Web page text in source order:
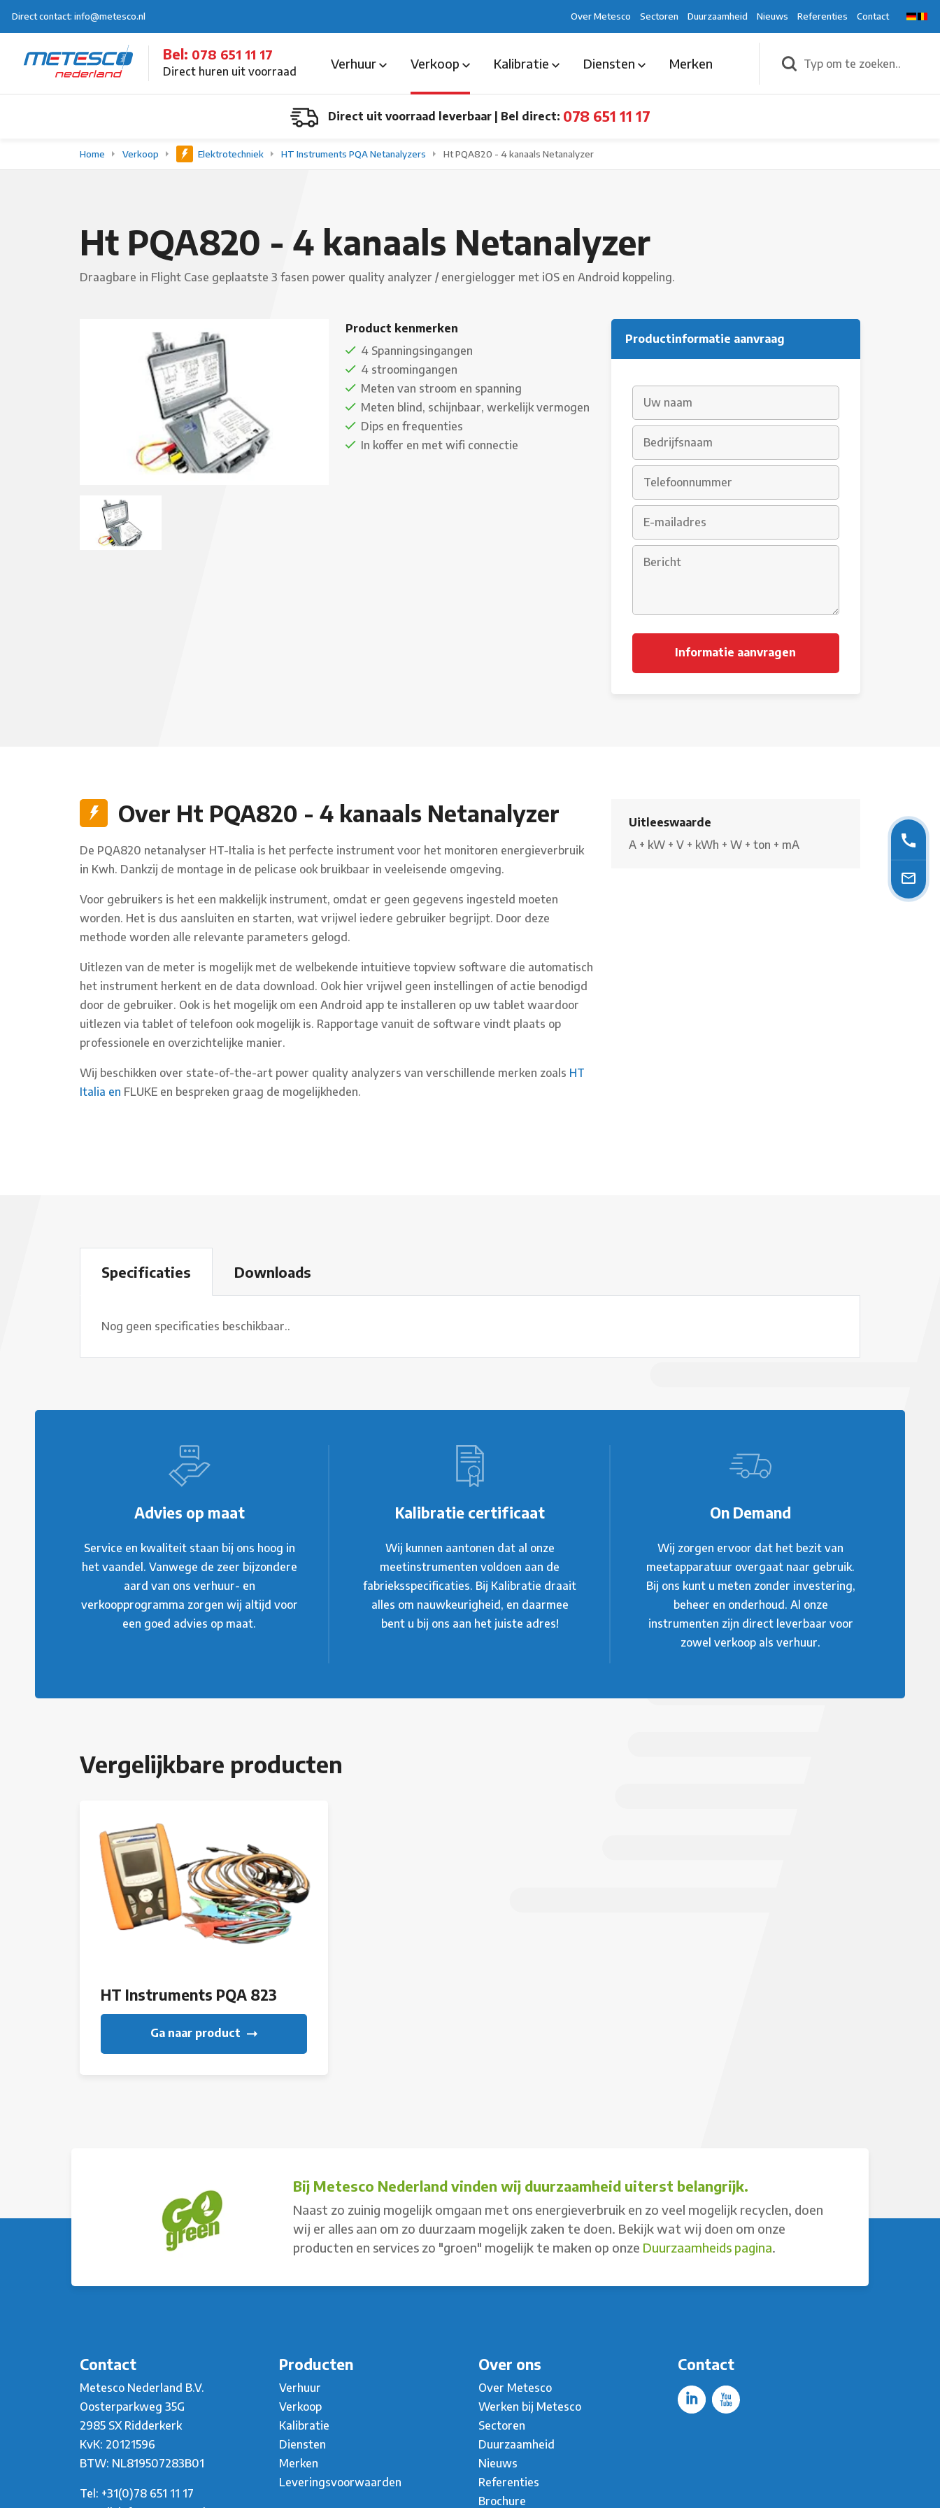
Direct contact: info@metesco.nl Over Metesco Sectoren Duurzaamheid Nieuws Referenties Contact
Bel: 078 651 11 17
Direct huren uit voorraad Verhuur Verkoop Kalibratie Diensten Merken
Direct uit voorraad leverbaar Bel direct: 078 651 11 17
Home Verkoop Elektrotechniek HT Instruments PQA Netanalyzers Ht PQA820 - 4 kanaals Netanalyzer
Ht PQA820 - 4 kanaals Netanalyzer
Draagbare in Flight Case geplaatste 3 fasen power quality analyzer / energielogger met iOS en Android koppeling.
Product kenmerken
4 Spanningsingangen
4 stroomingangen
Meten van stroom en spanning
Meten blind, schijnbaar, werkelijk vermogen
Dips en frequenties
In koffer en met wifi connectie
Productinformatie aanvraag
Over Ht PQA820 - 4 kanaals Netanalyzer
De PQA820 netanalyser HT-Italia is het perfecte instrument voor het monitoren energieverbruik
in Kwh. Dankzij de montage in de pelicase ook bruikbaar in veeleisende omgeving.
Voor gebruikers is het een makkelijk instrument, omdat er geen gegevens ingesteld moeten
worden. Het is dus aansluiten en starten, wat vrijwel iedere gebruiker begrijpt. Door deze
methode worden alle relevante parameters gelogd.
Uitlezen van de meter is mogelijk met de welbekende intuitieve topview software die automatisch
het instrument herkent en de data download. Ook hier vrijwel geen instellingen of actie benodigd
door de gebruiker. Ook is het mogelijk om een Android app te installeren op uw tablet waardoor
uitlezen via tablet of telefoon ook mogelijk is. Rapportage vanuit de software vindt plaats op
professionele en overzichtelijke manier.
Wij beschikken over state-of-the-art power quality analyzers van verschillende merken zoals HT
Italia en FLUKE en bespreken graag de mogelijkheden.
Uitleeswaarde
A + kW + V + kWh + W + ton + mA
Specificaties Downloads
Nog geen specificaties beschikbaar..
Advies op maat
Service en kwaliteit staan bij ons hoog in
het vaandel. Vanwege de zeer bijzondere
aard van ons verhuur- en
verkoopprogramma zorgen wij altijd voor
een goed advies op maat.
Kalibratie certificaat
Wij kunnen aantonen dat al onze
meetinstrumenten voldoen aan de
fabrieksspecificaties. Bij Kalibratie draait
alles om nauwkeurigheid, en daarmee
bent u bij ons aan het juiste adres!
On Demand
Wij zorgen ervoor dat het bezit van
meetapparatuur overgaat naar gebruik.
Bij ons kunt u meten zonder investering,
beheer en onderhoud. Al onze
instrumenten zijn direct leverbaar voor
zowel verkoop als verhuur.
Vergelijkbare producten
HT Instruments PQA 823
Ga naar product
Bij Metesco Nederland vinden wij duurzaamheid uiterst belangrijk.
Naast zo zuinig mogelijk omgaan met ons energieverbruik en zo veel mogelijk recyclen, doen
wij er alles aan om zo duurzaam mogelijk zaken te doen. Bekijk wat wij doen om onze
producten en services zo "groen" mogelijk te maken op onze Duurzaamheids pagina.
Contact
Metesco Nederland B.V.
Oosterparkweg 35G
2985 SX Ridderkerk
KvK: 20121596
BTW: NL819507283B01
Tel: +31(0)78 651 11 17
Producten
Verhuur
Verkoop
Kalibratie
Diensten
Merken
Leveringsvoorwaarden
Over ons
Over Metesco
Werken bij Metesco
Sectoren
Duurzaamheid
Nieuws
Referenties
Brochure
Contact